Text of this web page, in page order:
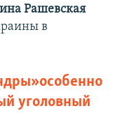
Рашевская
в
особенно
уголовный